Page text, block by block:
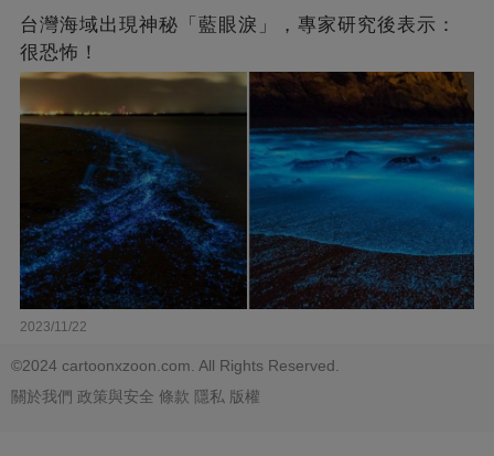
台灣海域出現神秘「藍眼淚」，專家研究後表示：
很恐怖！
2023/11/22
©2024 cartoonxzoon.com. All Rights Reserved.
關於我們 政策與安全 條款 隱私 版權